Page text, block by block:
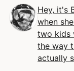
Hey, it's
when
two kids
the way
actually